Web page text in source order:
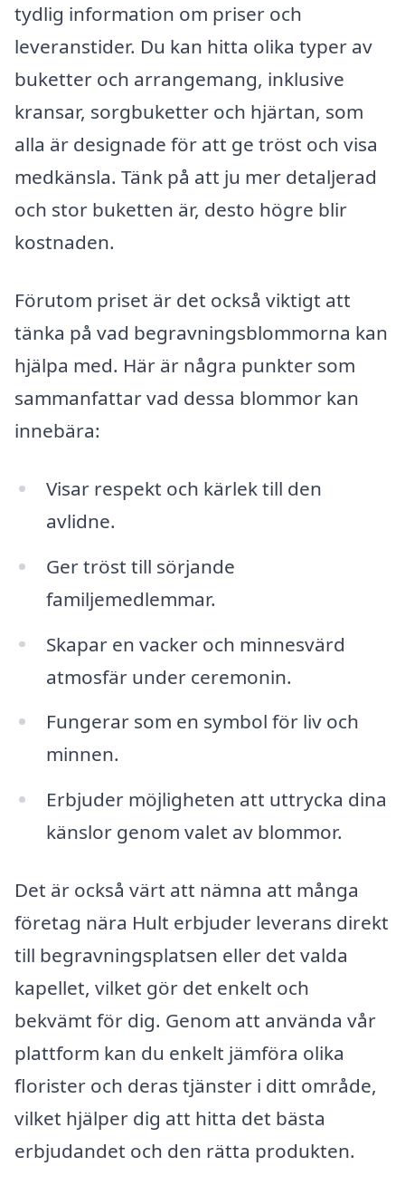
tydlig information om priser och
leveranstider. Du kan hitta olika typer av
buketter och arrangemang, inklusive
kransar, sorgbuketter och hjärtan, som
alla är designade för att ge tröst och visa
medkänsla. Tänk på att ju mer detaljerad
och stor buketten är, desto högre blir
kostnaden.
Förutom priset är det också viktigt att
tänka på vad begravningsblommorna kan
hjälpa med. Här är några punkter som
sammanfattar vad dessa blommor kan
innebära:
Visar respekt och kärlek till den
avlidne.
Ger tröst till sörjande
familjemedlemmar.
Skapar en vacker och minnesvärd
atmosfär under ceremonin.
Fungerar som en symbol för liv och
minnen.
Erbjuder möjligheten att uttrycka dina
känslor genom valet av blommor.
Det är också värt att nämna att många
företag nära Hult erbjuder leverans direkt
till begravningsplatsen eller det valda
kapellet, vilket gör det enkelt och
bekvämt för dig. Genom att använda vår
plattform kan du enkelt jämföra olika
florister och deras tjänster i ditt område,
vilket hjälper dig att hitta det bästa
erbjudandet och den rätta produkten.